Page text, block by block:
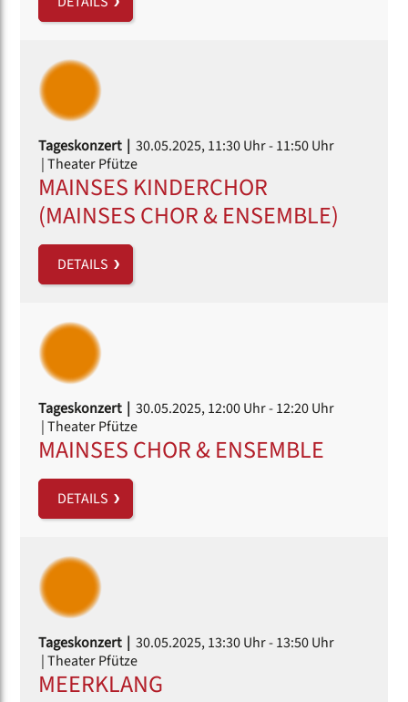
Tageskonzert | 30.05.2025, 11:30 Uhr- 11:50 Uhr
| Theater Pfütze
MAINSES KINDERCHOR
(MAINSES CHOR & ENSEMBLE)
DETAILS
Tageskonzert | 30.05.2025, 12:00 Uhr- 12:20 Uhr
| Theater Pfütze
MAINSES CHOR & ENSEMBLE
DETAILS
Tageskonzert | 30.05.2025, 13:30 Uhr- 13:50 Uhr
| Theater Pfütze
MEERKLANG